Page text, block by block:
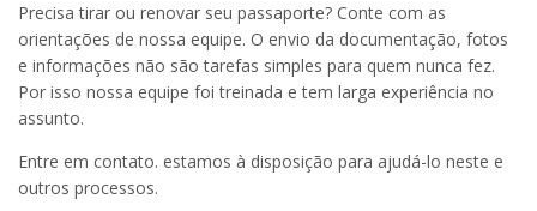
Precisa tirar ou renovar seu passaporte? Conte com as
orientações de nossa equipe. O envio da documentação, fotos
e informações não são tarefas simples para quem nunca fez.
Por isso nossa equipe foi treinada e tem larga experiência no
assunto.
Entre em contato. estamos à disposição para ajudá-lo neste e
outros processos.